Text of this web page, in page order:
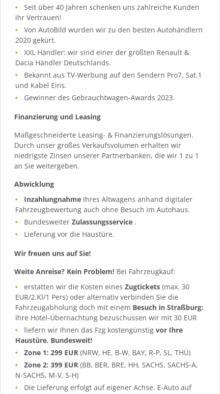
Seit über 40 Jahren schenken uns zahlreiche Kunden
ihr Vertrauen!
Von AutoBild wurden wir zu den besten Autohändlern
2020 gekürt.
XXL Händler: wir sind einer der größten Renault &
Dacia Händler Deutschlands.
Bekannt aus TV-Werbung auf den Sendern Pro7, Sat.1
und Kabel Eins.
Gewinner des Gebrauchtwagen-Awards 2023.
Finanzierung und Leasing
Maßgeschneiderte Leasing- & Finanzierungslösungen.
Durch unser großes Verkaufsvolumen erhalten wir
niedrigste Zinsen unserer Partnerbanken, die wir 1 zu 1
an Sie weitergeben.
Abwicklung
Inzahlungnahme Ihres Altwagens anhand digitaler
Fahrzeugbewertung auch ohne Besuch im Autohaus.
BundesweiterZulassungsservice .
Lieferung vor die Haustüre.
Wir freuen uns auf Sie!
Weite Anreise? Kein Problem! Bei Fahrzeugkauf:
erstatten wir die Kosten einesZugtickets (max. 30
EUR/2.Kl/1 Pers) oder alternativ verbinden Sie die
Fahrzeugabholung doch mit einem Besuch in Straßburg:
Ihre Hotel-Übernachtung bezuschussen wir mit 30 EUR
liefern wir Ihnen das Fzg kostengünstigvor Ihre
Haustüre. Bundesweit!
Zone 1: 299 EUR (NRW, HE, B-W, BAY, R-P, SL, THÜ)
Zone 2: 399 EUR (BB, BER, BRE, HH, SACHS, SACHS-A,
N-SACHS, M-V, S-H)
Die Lieferung erfolgt auf eigener Achse. E-Auto auf